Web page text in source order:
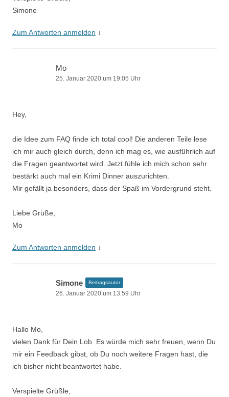
Simone
Zum Antworten anmelden ↓
Mo
25. Januar 2020 um 19:05 Uhr
Hey,
die Idee zum FAQ finde ich total cool! Die anderen Teile lese
ich mir auch gleich durch, denn ich mag es, wie ausführlich auf
die Fragen geantwortet wird. Jetzt fühle ich mich schon sehr
bestärkt auch mal ein Krimi Dinner auszurichten.
Mir gefällt ja besonders, dass der Spaß im Vordergrund steht.
Liebe Grüße,
Mo
Zum Antworten anmelden ↓
Simone Beitragsautor
26. Januar 2020 um 13:59 Uhr
Hallo Mo,
vielen Dank für Dein Lob. Es würde mich sehr freuen, wenn Du
mir ein Feedback gibst, ob Du noch weitere Fragen hast, die
ich bisher nicht beantwortet habe.
Verspielte Grüßle,